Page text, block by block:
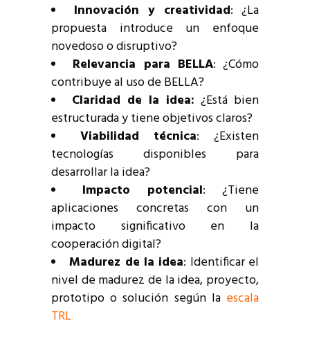
Innovación y creatividad: ¿La
propuesta introduce un enfoque
novedoso o disruptivo?
Relevancia para BELLA: ¿Cómo
contribuye al uso de BELLA?
Claridad de la idea: ¿Está bien
estructurada y tiene objetivos claros?
Viabilidad técnica: ¿Existen
tecnologías disponibles para
desarrollar la idea?
Impacto potencial: ¿Tiene
aplicaciones concretas con un
impacto significativo en la
cooperación digital?
Madurez de la idea: Identificar el
nivel de madurez de la idea, proyecto,
prototipo o solución según la escala
TRL